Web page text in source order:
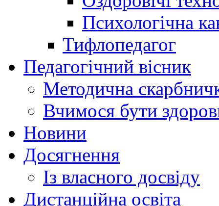
Психологічна
Тифлопедагог
Педагогічний вісник
Методична
Вчимося бути
Новини
Досягнення
Із власного досвіду
Дистанційна освіта